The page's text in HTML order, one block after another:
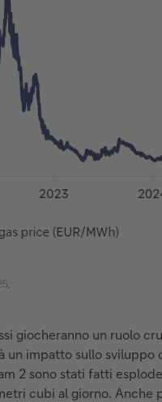
giocheranno un ruolo
impatto sullo
2 sono stati fatti
cubi al giorno. Anche